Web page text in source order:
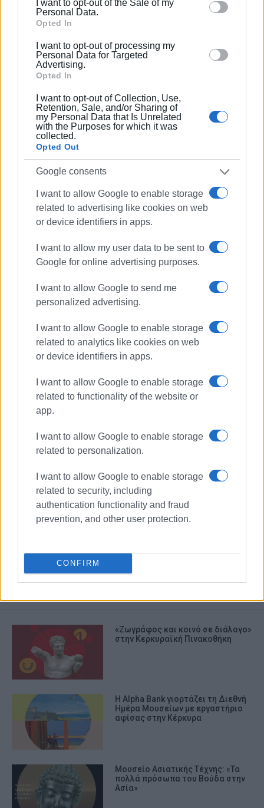
behaviour. You may click to grant or deny consent to
Google and its third-party tags to use your data for
section.
I want to opt-out of the Sale of my
Personal Data.
Opted In
I want to opt-out of processing my
Personal Data for Targeted
Advertising.
Opted In
I want to opt-out of Collection, Use,
Retention, Sale, and/or Sharing of
my Personal Data that Is Unrelated
with the Purposes for which it was
collected.
Opted Out
Google consents
I want to allow Google to enable storage
related to advertising like cookies on web
or device identifiers in apps.
I want to allow my user data to be sent to
Google for online advertising purposes.
I want to allow Google to send me
personalized advertising.
I want to allow Google to enable storage
related to analytics like cookies on web
or device identifiers in apps.
I want to allow Google to enable storage
related to functionality of the website or
app.
I want to allow Google to enable storage
related to personalization.
I want to allow Google to enable storage
related to security, including
authentication functionality and fraud
prevention, and other user protection.
CONFIRM
«Ζωγράφος και κοινό σε διάλογο»
στην Κερκυραϊκή Πινακοθήκη
Η Alpha Bank γιορτάζει τη Διεθνή
Ημέρα Μουσείων με εργαστήριο
αφίσας στην Κέρκυρα
Μουσείο Ασιατικής Τέχνης: «Τα
πολλά πρόσωπα του Βούδα στην
Ασία»